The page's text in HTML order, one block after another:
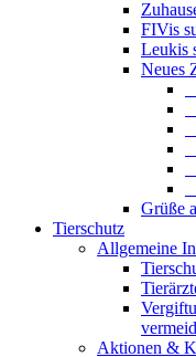
FIVis
Leukis
Neues
Grüße
Tierschutz
Allgemeine
Aktionen &